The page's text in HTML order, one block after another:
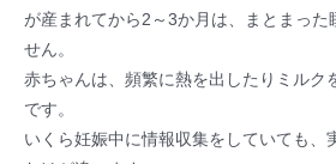
が産まれてから2～3か月は、まとまった
せん。
赤ちゃんは、頻繁に熱を出したりミルク
です。
いくら妊娠中に情報収集をしていても、